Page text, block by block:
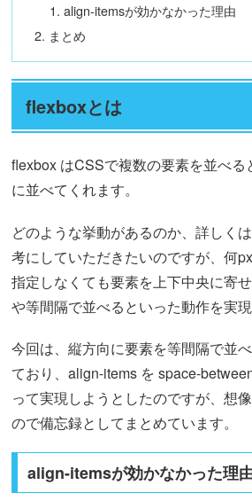
align-itemsが効かなかった理由
まとめ
flexboxとは
flexbox はCSSで複数の要素を並べる
に並べてくれます。
どのような挙動があるのか、詳しくは
考にしていただきたいのですが、何
指定しなくても要素を上下中央に寄
や等間隔で並べるといった動作を実現
今回は、縦方向に要素を等間隔で並
ており、align-items を space-
って実現しようとしたのですが、想
ので備忘録としてまとめています。
align-itemsが効かなかった理